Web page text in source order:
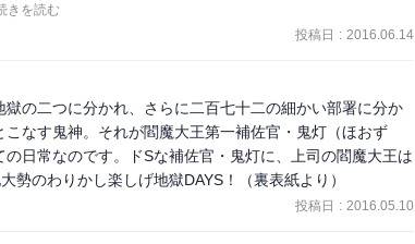
せてくれるのか、とても楽しみです。
起きる様々なトラブルや問題を解決していきます。
物の獄卒には比較的優しく接し、モフモフしたがるお茶目
それ以来犬猿の仲で、顔を合わす度に鬼灯の方からトラ
イメージしていたものと違う雰囲気のキャラになって出
について色々知れて楽しい漫画です。
うに新キャラクターが登場し、どのキャラも個性的でユ
きを読む
投稿日 : 2016.06.14
の二つに分かれ、さらに二百七十二の細かい部署に分か
なす鬼神。それが閻魔大王第一補佐官・鬼灯（ほおず
日常なのです。ドSな補佐官・鬼灯に、上司の閻魔大王は
のわりかし楽しげ地獄DAYS！（裏表紙より）
投稿日 : 2016.05.10